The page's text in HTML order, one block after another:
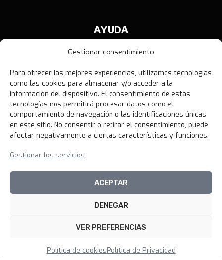
Gestionar consentimiento
Para ofrecer las mejores experiencias, utilizamos tecnologías
como las cookies para almacenar y/o acceder a la
información del dispositivo. El consentimiento de estas
tecnologías nos permitirá procesar datos como el
comportamiento de navegación o las identificaciones únicas
en este sitio. No consentir o retirar el consentimiento, puede
afectar negativamente a ciertas características y funciones.
Gestionar los servicios
ACEPTAR
DENEGAR
VER PREFERENCIAS
Política de cookiesPolítica de Privacidad
AYUDA
Contáctanos
Política de Privacidad
Política de Devoluciones
Libro de Reclamaciones
© 2026 100xciento Perú